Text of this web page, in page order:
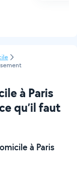
à Paris
qu’il faut
à Paris